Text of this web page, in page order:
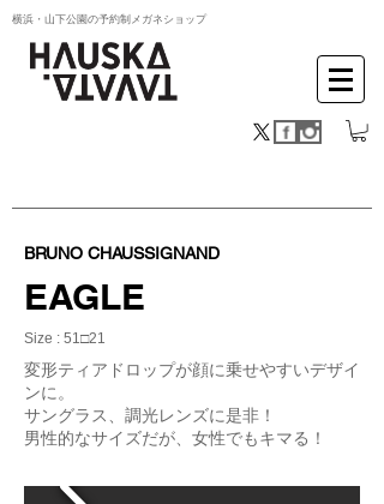
横浜・山下公園の予約制メガネショップ
BRUNO CHAUSSIGNAND
EAGLE
Size : 51□21
変形ティアドロップが顔に乗せやすいデザイ
ンに。
サングラス、調光レンズに是非！
男性的なサイズだが、女性でもキマる！